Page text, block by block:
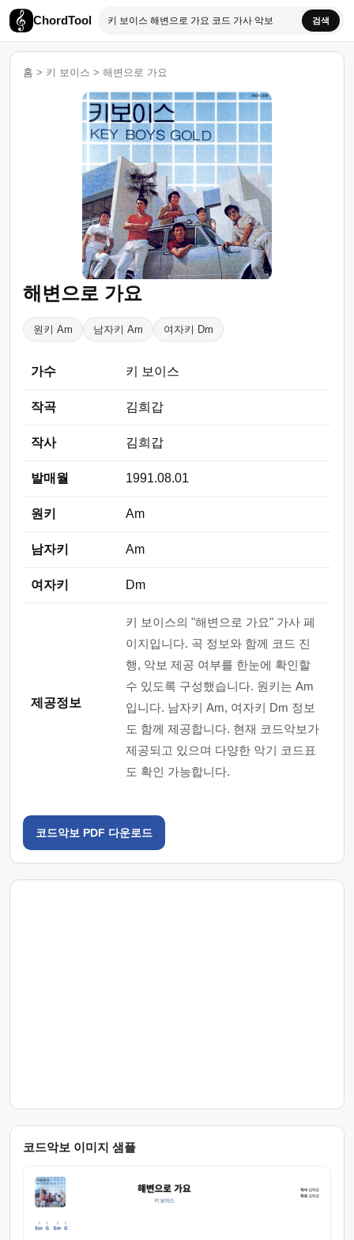
ChordTool 검색
홈 > 키 보이스 > 해변으로 가요
해변으로 가요
원키 Am 남자키 Am 여자키 Dm
가수 키 보이스
작곡 김희갑
작사 김희갑
발매월 1991.08.01
원키 Am
남자키 Am
여자키 Dm
제공정보
키 보이스의 "해변으로 가요" 가사 페
이지입니다. 곡 정보와 함께 코드 진
행, 악보 제공 여부를 한눈에 확인할
수 있도록 구성했습니다. 원키는 Am
입니다. 남자키 Am, 여자키 Dm 정보
도 함께 제공합니다. 현재 코드악보가
제공되고 있으며 다양한 악기 코드표
도 확인 가능합니다.
코드악보 PDF 다운로드
코드악보 이미지 샘플